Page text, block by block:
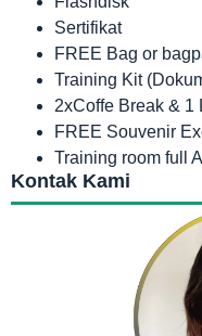
Sertifikat
FREE Bag or
Training Kit
2xCoffe Break & 1
FREE Souvenir
Training room full
Kontak Kami